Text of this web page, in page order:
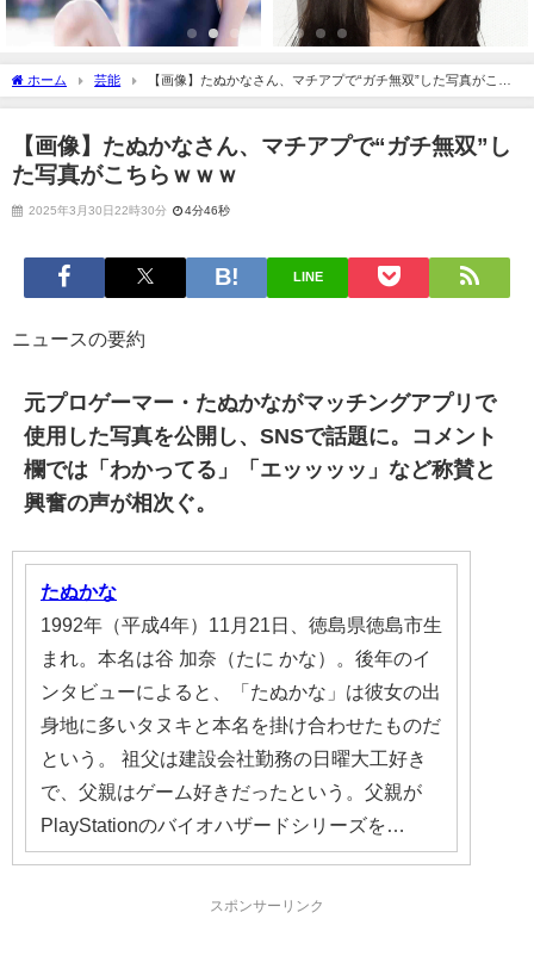
ホーム 芸能
【画像】たぬかなさん、マチアプで“ガチ無双”した写真がこち
らｗｗｗ
【画像】たぬかなさん、マチアプで“ガチ無双”し
た写真がこちらｗｗｗ
2025年3月30日22時30分 4分46秒
LINE
ニュースの要約
元プロゲーマー・たぬかながマッチングアプリで
使用した写真を公開し、SNSで話題に。コメント
欄では「わかってる」「エッッッッ」など称賛と
興奮の声が相次ぐ。
たぬかな
1992年（平成4年）11月21日、徳島県徳島市生
まれ。本名は谷 加奈（たに かな）。後年のイ
ンタビューによると、「たぬかな」は彼女の出
身地に多いタヌキと本名を掛け合わせたものだ
という。 祖父は建設会社勤務の日曜大工好き
で、父親はゲーム好きだったという。父親が
PlayStationのバイオハザードシリーズを…
スポンサーリンク